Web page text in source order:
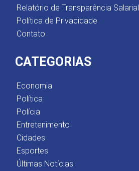
Relatório de Transparência Salarial
Política de Privacidade
Contato
CATEGORIAS
Economia
Política
Polícia
Entretenimento
Cidades
Esportes
Últimas Notícias